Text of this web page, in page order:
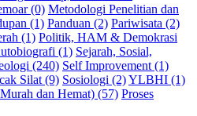
(0) Metodologi Penelitian dan
(1) Panduan (2) Pariwisata (2)
(1) Politik, HAM & Demokrasi
(1) Sejarah, Sosial,
(240) Self Improvement (1)
Silat (9) Sosiologi (2)YLBHI (1)
dan Hemat) (57) Proses